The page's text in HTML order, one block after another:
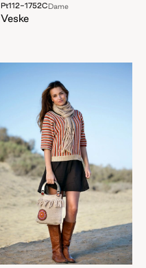
Pt112-1752CDame
Veske